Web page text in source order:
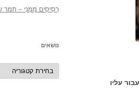
עליו
רְסִיסִים מִמֶנִי – תמר
נושאים
נושאים